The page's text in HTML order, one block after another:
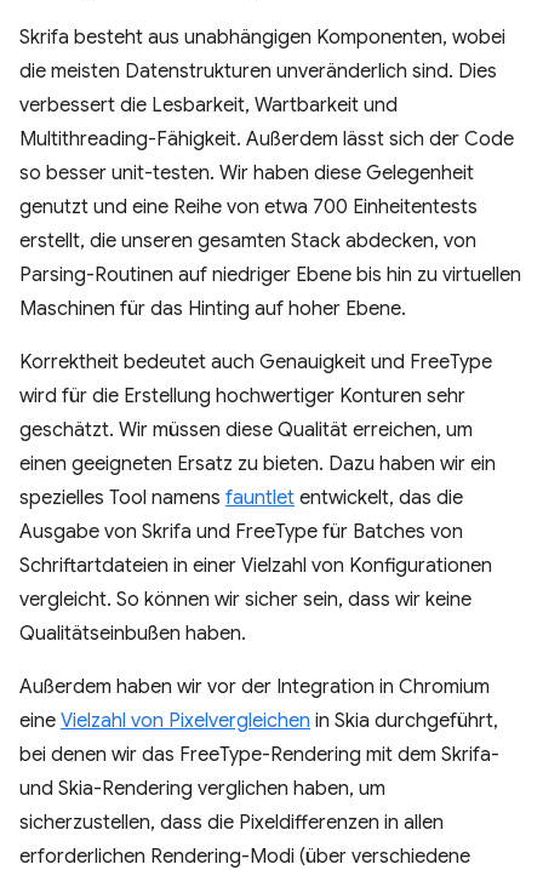
Skrifa besteht aus unabhängigen Komponenten, wobei
die meisten Datenstrukturen unveränderlich sind. Dies
verbessert die Lesbarkeit, Wartbarkeit und
Multithreading-Fähigkeit. Außerdem lässt sich der Code
so besser unit-testen. Wir haben diese Gelegenheit
genutzt und eine Reihe von etwa 700 Einheitentests
erstellt, die unseren gesamten Stack abdecken, von
Parsing-Routinen auf niedriger Ebene bis hin zu virtuellen
Maschinen für das Hinting auf hoher Ebene.
Korrektheit bedeutet auch Genauigkeit und FreeType
wird für die Erstellung hochwertiger Konturen sehr
geschätzt. Wir müssen diese Qualität erreichen, um
einen geeigneten Ersatz zu bieten. Dazu haben wir ein
spezielles Tool namens fauntlet entwickelt, das die
Ausgabe von Skrifa und FreeType für Batches von
Schriftartdateien in einer Vielzahl von Konfigurationen
vergleicht. So können wir sicher sein, dass wir keine
Qualitätseinbußen haben.
Außerdem haben wir vor der Integration in Chromium
eine Vielzahl von Pixelvergleichen in Skia durchgeführt,
bei denen wir das FreeType-Rendering mit dem Skrifa-
und Skia-Rendering verglichen haben, um
sicherzustellen, dass die Pixeldifferenzen in allen
erforderlichen Rendering-Modi (über verschiedene